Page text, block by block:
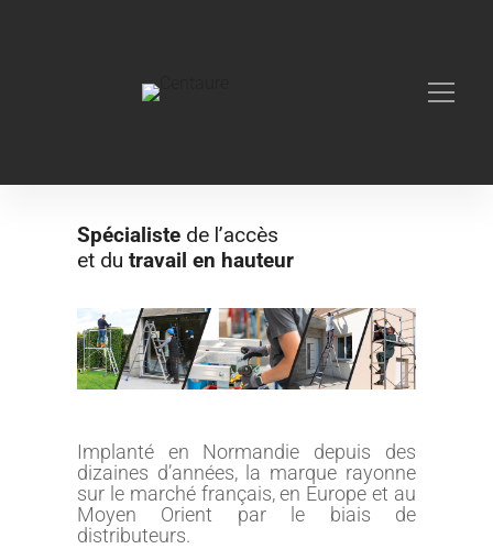
Spécialistede l’accès
et du travail en hauteur
Implanté en Normandie depuis des
dizaines d’années, la marque rayonne
sur le marché français, en Europe et au
Moyen Orient par le biais de
distributeurs.